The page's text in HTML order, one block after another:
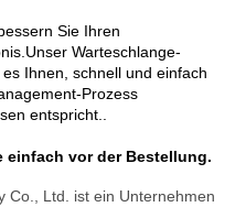
Sie Ihren
Warteschlange-
Ihnen, schnell und einfach
Prozess
entspricht..
einfach vor der Bestellung.
Co., Ltd. ist ein Unternehmen